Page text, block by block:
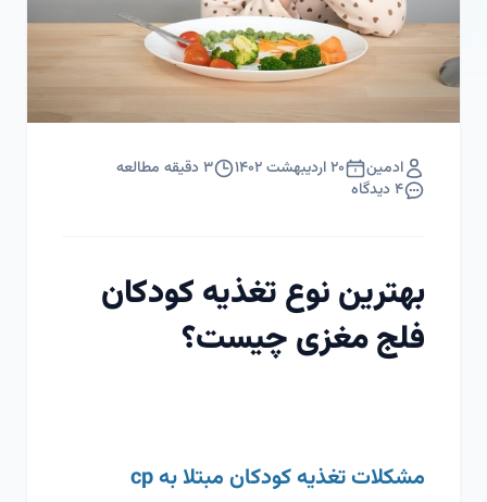
ادمین ۲۰ اردیبهشت ۱۴۰۲ ۳ دقیقه مطالعه
۴ دیدگاه
بهترین نوع تغذیه کودکان
فلج مغزی چیست؟
مشکلات تغذیه‌ کودکان مبتلا به cp